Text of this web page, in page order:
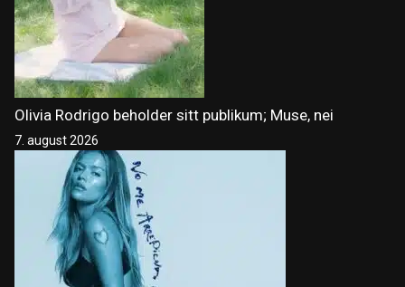
Olivia Rodrigo beholder sitt publikum; Muse, nei
7. august 2026